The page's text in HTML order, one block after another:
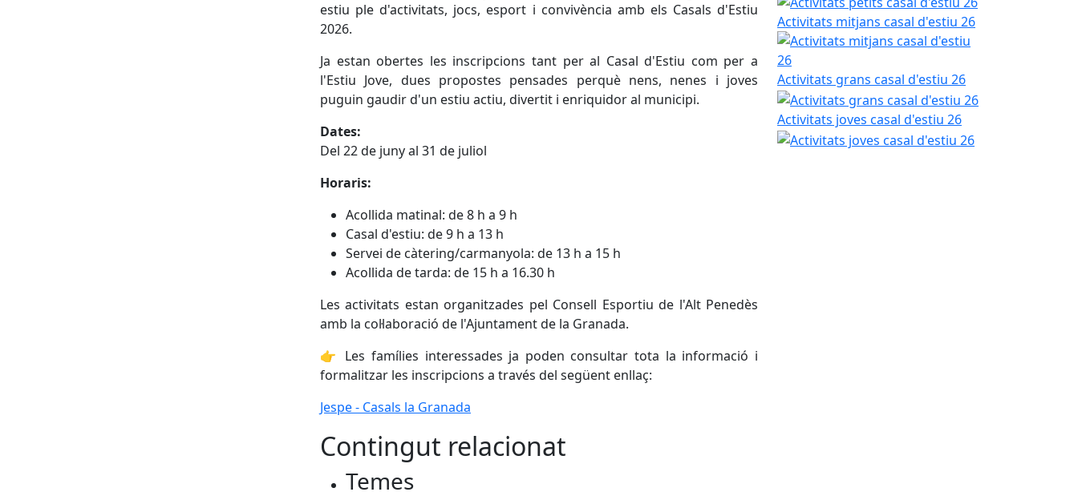
estiu ple d'activitats, jocs, esport i convivència amb els Casals d'Estiu
2026.
Ja estan obertes les inscripcions tant per al Casal d'Estiu com per a
l'Estiu Jove, dues propostes pensades perquè nens, nenes i joves
puguin gaudir d'un estiu actiu, divertit i enriquidor al municipi.
Dates:
Del 22 de juny al 31 de juliol
Horaris:
Acollida matinal: de 8 h a 9 h
Casal d'estiu: de 9 h a 13 h
Servei de càtering/carmanyola: de 13 h a 15 h
Acollida de tarda: de 15 h a 16.30 h
Les activitats estan organitzades pel Consell Esportiu de l'Alt Penedès
amb la col·laboració de l'Ajuntament de la Granada.
👉 Les famílies interessades ja poden consultar tota la informació i
formalitzar les inscripcions a través del següent enllaç:
Jespe - Casals la Granada
Contingut relacionat
Temes
Activitats mitjans casal d'estiu 26
Activitats grans casal d'estiu 26
Activitats joves casal d'estiu 26